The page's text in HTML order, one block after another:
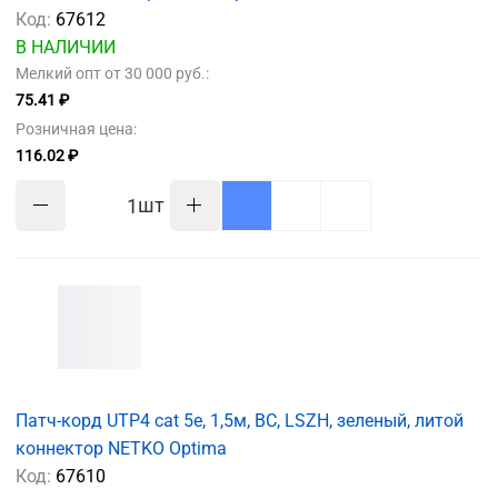
Код: 67612
В НАЛИЧИИ
Мелкий опт от 30 000 руб.:
75.41 ₽
Розничная цена:
116.02 ₽
шт
Патч-корд UTP4 cat 5e, 1,5м, ВС, LSZH, зеленый, литой
коннектор NETKO Optima
Код: 67610